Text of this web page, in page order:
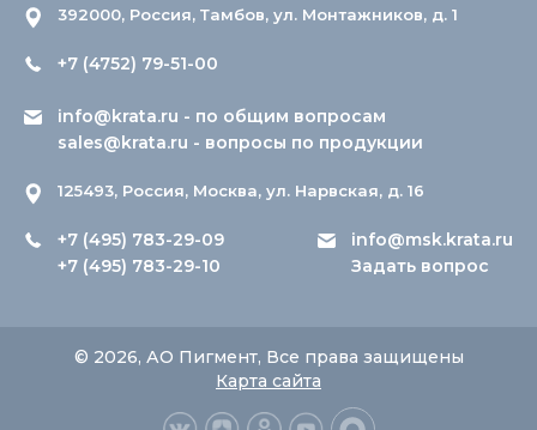
392000, Россия, Тамбов, ул. Монтажников, д. 1
+7 (4752) 79-51-00
info@krata.ru - по общим вопросам
sales@krata.ru - вопросы по продукции
125493, Россия, Москва, ул. Нарвская, д. 16
+7 (495) 783-29-09
+7 (495) 783-29-10
info@msk.krata.ru
Задать вопрос
© 2026, АО Пигмент, Все права защищены
Карта сайта